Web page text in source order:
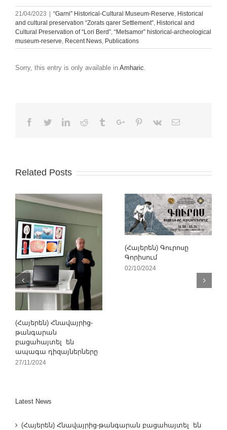
21/04/2023 “Garni” Historical-Cultural Museum-Reserve, Historical
and cultural preservation “Zorats qarer Settlement”, Historical and
Cultural Preservation of “Lori Berd”, “Metsamor” historical-archeological
museum-reserve, Recent News, Publications
Sorry, this entry is only available in Amharic.
Facebook
TwitterLinkedinReddit TumblrGoogle+Pinterest
Vk Email
Related Posts
(Հայերեն) Հնավայրից-
թանգարան
բացահայտել են
ապագա դիզայներները
27/11/2024
(Հայերեն) Գուրոսը
Գորիսում
02/10/2024
Latest News
(Հայերեն) Հնավայրից-թանգարան բացահայտել են